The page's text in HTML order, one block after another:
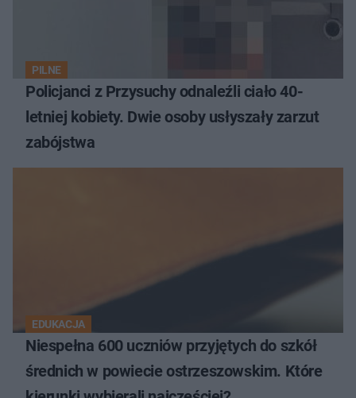
PILNE
Policjanci z Przysuchy odnaleźli ciało 40-
letniej kobiety. Dwie osoby usłyszały zarzut
zabójstwa
EDUKACJA
Niespełna 600 uczniów przyjętych do szkół
średnich w powiecie ostrzeszowskim. Które